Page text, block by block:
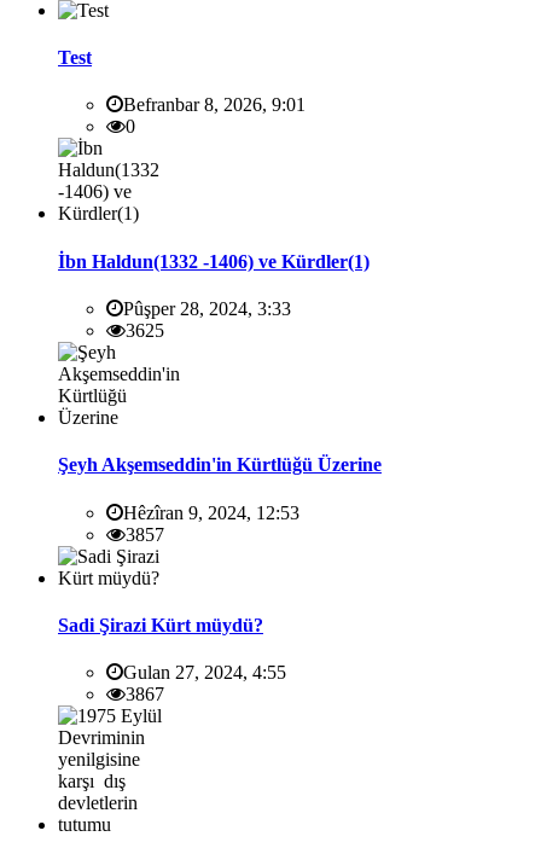
Test
Befranbar 8, 2026, 9:01
0
İbn Haldun(1332 -1406) ve Kürdler(1)
Pûşper 28, 2024, 3:33
3625
Şeyh Akşemseddin'in Kürtlüğü Üzerine
Hêzîran 9, 2024, 12:53
3857
Sadi Şirazi Kürt müydü?
Gulan 27, 2024, 4:55
3867